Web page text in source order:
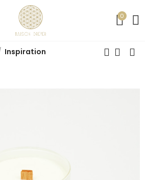
0
Inspiration